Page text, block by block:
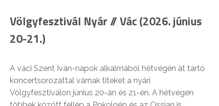
Völgyfesztivál Nyár // Vác (2026. június
20-21.)
A váci Szent Iván-napok alkalmából hétvégén át tartó
koncertsorozattal várnak titeket a nyári
Völgyfesztiválon június 20-án és 21-én. A hétvégén